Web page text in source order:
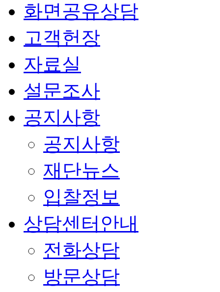
화면공유상담
고객헌장
자료실
설문조사
공지사항
공지사항
재단뉴스
입찰정보
상담센터안내
전화상담
방문상담